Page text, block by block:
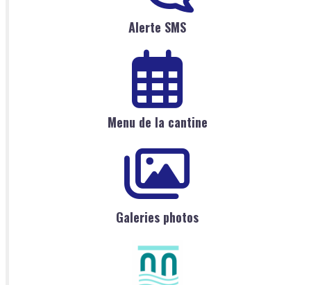
Alerte SMS
Menu de la cantine
Galeries photos